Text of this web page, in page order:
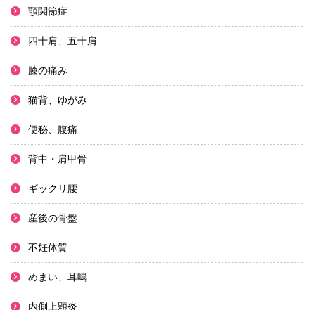
顎関節症
四十肩、五十肩
膝の痛み
猫背、ゆがみ
便秘、腹痛
背中・肩甲骨
ギックリ腰
産後の骨盤
不妊体質
めまい、耳鳴
内側上顆炎